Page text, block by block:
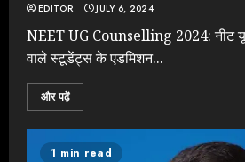
EDITOR JULY 6, 2024
NEET UG Counselling 2024: नीट
वाले स्टूडेंट्स के एडमिशन...
और पढ़ें
1 min read